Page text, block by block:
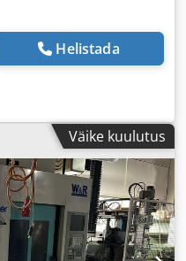
Helistada
Väike kuulutus